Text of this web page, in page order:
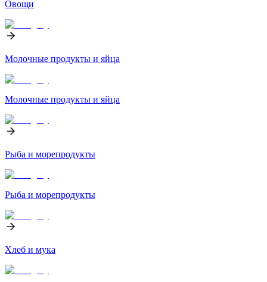
Овощи
Молочные продукты и яйца
Молочные продукты и яйца
Рыба и морепродукты
Рыба и морепродукты
Хлеб и мука